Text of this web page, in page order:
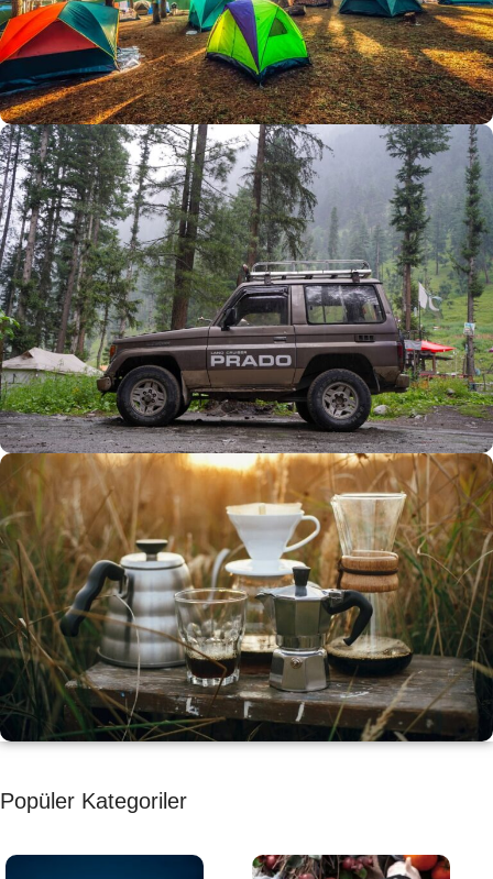
Büyük Yaz İndirimi
0
Günler
00
Hr
00
Min
00
SSK
Alışverişe Başla
ARAÇ AKSESUARLARI
SATIŞ VE MONTAJ
Keşfet
KAHVE KEYFİ
Kahvemizi Denediniz mi ?
Keşfet
Popüler Kategoriler